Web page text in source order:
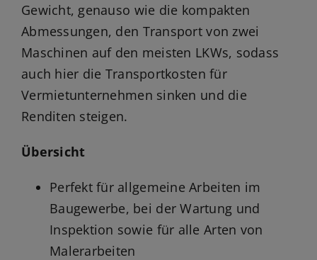
Gewicht, genauso wie die kompakten
Abmessungen, den Transport von zwei
Maschinen auf den meisten LKWs, sodass
auch hier die Transportkosten für
Vermietunternehmen sinken und die
Renditen steigen.
Übersicht
Perfekt für allgemeine Arbeiten im
Baugewerbe, bei der Wartung und
Inspektion sowie für alle Arten von
Malerarbeiten